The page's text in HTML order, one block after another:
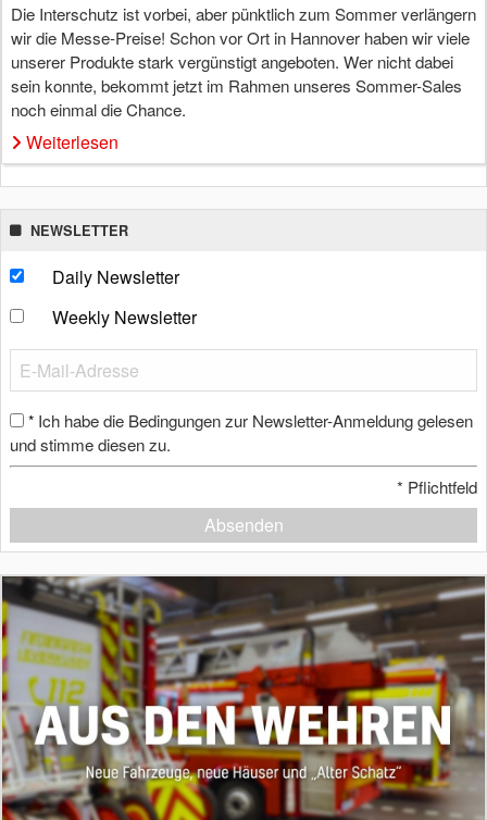
Die Interschutz ist vorbei, aber pünktlich zum Sommer verlängern
wir die Messe-Preise! Schon vor Ort in Hannover haben wir viele
unserer Produkte stark vergünstigt angeboten. Wer nicht dabei
sein konnte, bekommt jetzt im Rahmen unseres Sommer-Sales
noch einmal die Chance.
Weiterlesen
NEWSLETTER
Daily Newsletter
Weekly Newsletter
* Ich habe die Bedingungen zur Newsletter-Anmeldung gelesen
und stimme diesen zu.
* Pflichtfeld
Absenden